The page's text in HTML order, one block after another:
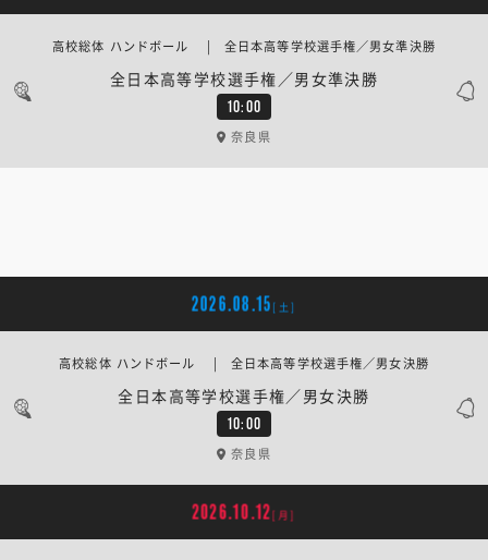
10:00
全日本高等学校選手権／男女準決勝
高校総体 ハンドボール | 全日本高等学校選手権／男女準決勝
奈良県
2026.08.15 [土]
10:00
全日本高等学校選手権／男女決勝
高校総体 ハンドボール | 全日本高等学校選手権／男女決勝
奈良県
2026.10.12[月]